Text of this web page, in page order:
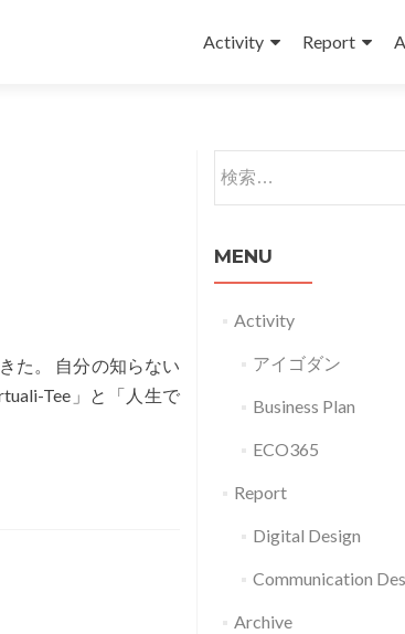
Activity
Report
た。 自分の知らない
Tee」と「人生でRead
G15018
検索:
MENU
Activity
アイゴダン
Business Plan
ECO365
Report
Digital Design
Communication
Archive